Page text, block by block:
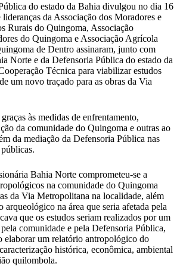
do estado da Bahia divulgou no dia 16
da Associação dos Moradores e
Rurais do Quingoma, Associação
do Quingoma e Associação Agrícola
de Dentro assinaram, junto com
Norte e da Defensoria Pública do estado da
Técnica para viabilizar estudos
um novo traçado para as obras da Via
às medidas de enfrentamento,
da comunidade do Quingoma e outras ao
da mediação da Defensoria Pública nas
Bahia Norte comprometeu-se a
na comunidade do Quingoma
da Via Metropolitana na localidade, além
arqueológico na área que seria afetada pela
que os estudos seriam realizados por um
comunidade e pela Defensoria Pública,
elaborar um relatório antropológico do
histórica, econômica, ambiental
quilombola.